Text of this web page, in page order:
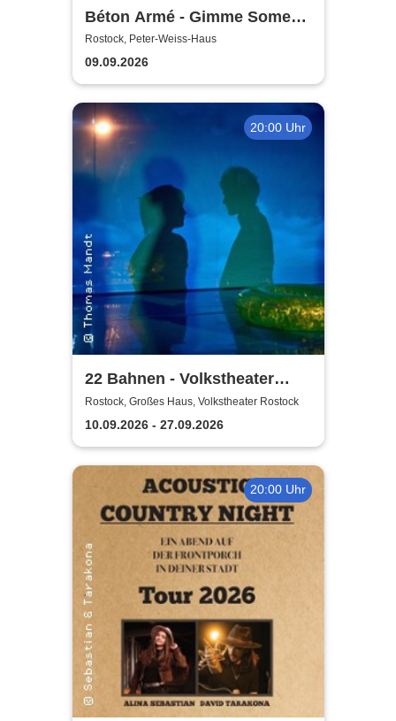
Béton Armé - Gimme Some
Action presents
Rostock, Peter-Weiss-Haus
09.09.2026
20:00 Uhr
22 Bahnen - Volkstheater
Rostock
Rostock, Großes Haus, Volkstheater Rostock
10.09.2026 - 27.09.2026
20:00 Uhr